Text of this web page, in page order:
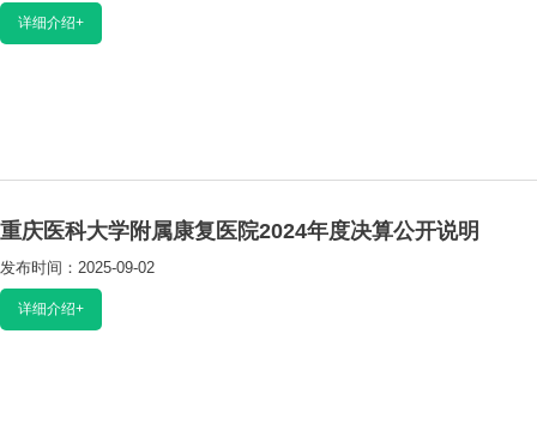
阅读：4352
详细介绍+
重庆医科大学附属康复医院2024年度决算公开说明
发布时间：2025-09-02
阅读：5502
详细介绍+